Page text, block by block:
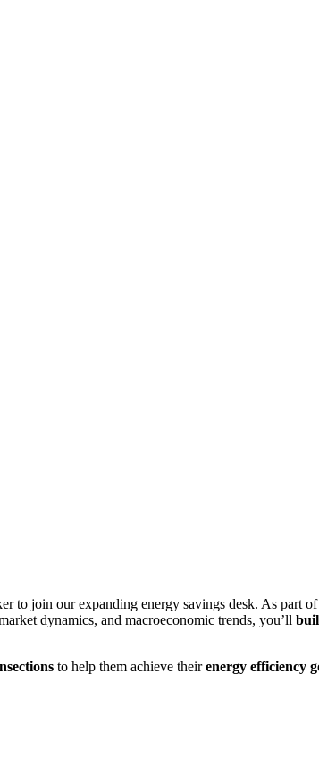
to join our expanding energy savings desk. As part
dynamics, and macroeconomic trends, you’ll
to help them achieve theirenergy efficiency